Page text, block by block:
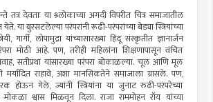
तत्र देवताः या श्र्लोकाच्या अगदी विपरीत चित्र समाजातील
या बुरसटलेल्या परंपरांनी रूढी-परंपरांच्या बेड्या स्त्रियांच्या
गार्गी, लोपामुद्रा यांच्यासारख्या हिंदू संस्कृतीत ज्ञानार्जन
मोठी आहे. पण, तरीही महिलांना शिक्षणापासून वंचित
सतीप्रथा यांसारख्या परंपरा बोकाळल्या. चूल आणि मूल
मर्यादित राहावे, अशा मानसिकतेने समाजाला ग्रासले. पण,
होऊन गेले, ज्यांनी स्त्रियांना या जुनाट रुढी-परंपरेच्या
श्वास मिळवून दिला. राजा राममोहन रॉय यांच्या